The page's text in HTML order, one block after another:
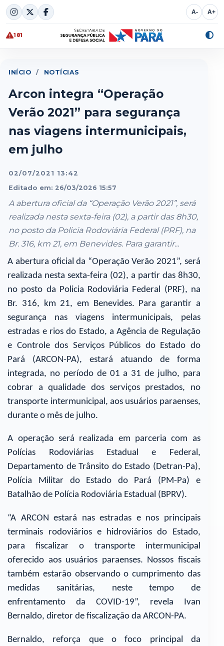
Skip
to
content
A- A+
181
INÍCIO / NOTÍCIAS
Arcon integra “Operação
Verão 2021” para segurança
nas viagens intermunicipais,
em julho
02/07/2021 13:42
Editado em: 26/03/2026 15:57
A abertura oficial da “Operação Verão 2021”, será
realizada nesta sexta-feira (02), a partir das 8h30,
no posto da Policia Rodoviária Federal (PRF), na
Br. 316, km 21, em Benevides. Para garantir...
A abertura oficial da “Operação Verão 2021”, será
realizada nesta sexta-feira (02), a partir das 8h30,
no posto da Policia Rodoviária Federal (PRF), na
Br. 316, km 21, em Benevides. Para garantir a
segurança nas viagens intermunicipais, pelas
estradas e rios do Estado, a Agência de Regulação
e Controle dos Serviços Públicos do Estado do
Pará (ARCON-PA), estará atuando de forma
integrada, no período de 01 a 31 de julho, para
cobrar a qualidade dos serviços prestados, no
transporte intermunicipal, aos usuários paraenses,
durante o mês de julho.
A operação será realizada em parceria com as
Polícias Rodoviárias Estadual e Federal,
Departamento de Trânsito do Estado (Detran-Pa),
Polícia Militar do Estado do Pará (PM-Pa) e
Batalhão de Polícia Rodoviária Estadual (BPRV).
“A ARCON estará nas estradas e nos principais
terminais rodoviários e hidroviários do Estado,
para fiscalizar o transporte intermunicipal
oferecido aos usuários paraenses. Nossos fiscais
também estarão observando o cumprimento das
medidas sanitárias, neste tempo de
enfrentamento da COVID-19”, revela Ivan
Bernaldo, diretor de fiscalização da ARCON-PA.
Bernaldo, reforça que o foco principal da